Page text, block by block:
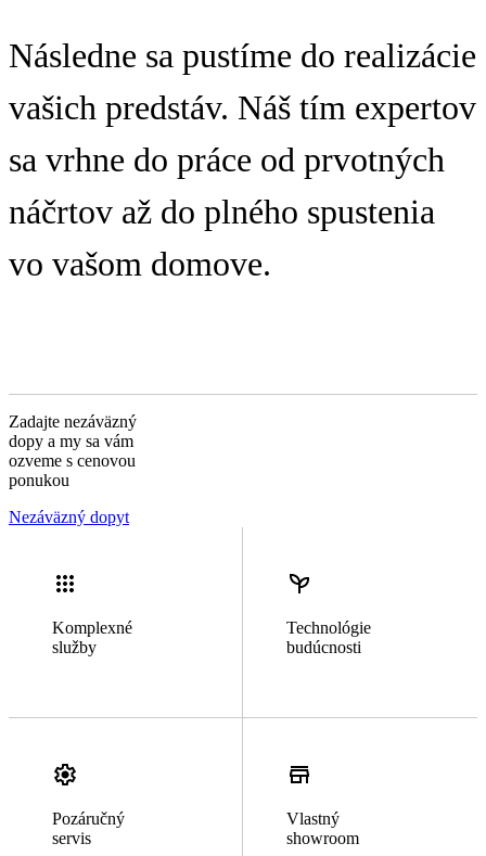
Následne sa pustíme do realizácie
vašich predstáv. Náš tím expertov
sa vrhne do práce od prvotných
náčrtov až do plného spustenia
vo vašom domove.
Zadajte nezáväzný
dopy a my sa vám
ozveme s cenovou
ponukou
Nezáväzný dopyt
Komplexné
služby
Technológie
budúcnosti
Pozáručný
servis
Vlastný
showroom